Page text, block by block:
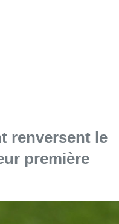
renversent le
première